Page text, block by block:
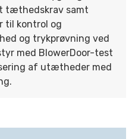
tæthedskrav samt
til kontrol og
og trykprøvning ved
med BlowerDoor-test
af utætheder med